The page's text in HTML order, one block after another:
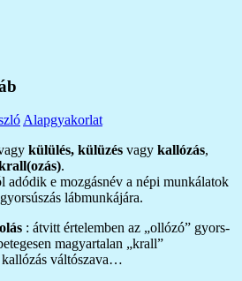
Alapgyakorlat
külülés, külüzés vagy kallózás,
.
adódik e mozgásnév a népi munkálatok
lábmunkájára.
: átvitt értelemben az „ollózó” gyors-
magyartalan „krall”
kallózás váltószava…